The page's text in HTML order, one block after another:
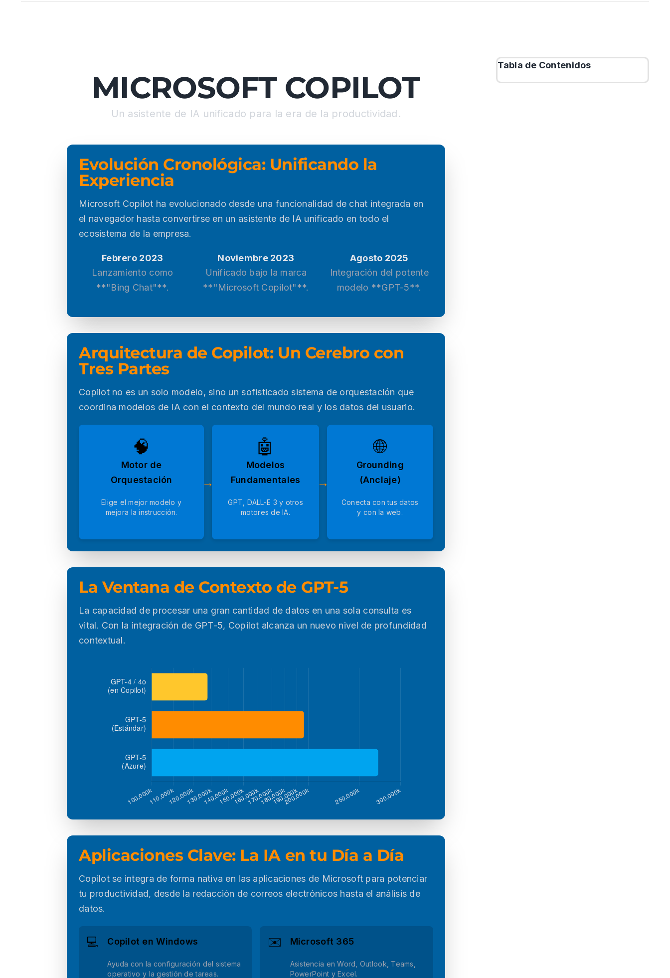
MICROSOFT COPILOT
Un asistente de IA unificado para la era de la productividad.
Evolución Cronológica: Unificando la
Experiencia
Microsoft Copilot ha evolucionado desde una funcionalidad de chat integrada en
el navegador hasta convertirse en un asistente de IA unificado en todo el
ecosistema de la empresa.
Febrero 2023
Lanzamiento como
**"Bing Chat"**.
Noviembre 2023
Unificado bajo la marca
**"Microsoft Copilot"**.
Agosto 2025
Integración del potente
modelo **GPT-5**.
Arquitectura de Copilot: Un Cerebro con
Tres Partes
Copilot no es un solo modelo, sino un sofisticado sistema de orquestación que
coordina modelos de IA con el contexto del mundo real y los datos del usuario.
🧠
Motor de
Orquestación
Elige el mejor modelo y
mejora la instrucción.
→
🤖
Modelos
Fundamentales
GPT, DALL-E 3 y otros
motores de IA.
→
🌐
Grounding
(Anclaje)
Conecta con tus datos
y con la web.
La Ventana de Contexto de GPT-5
La capacidad de procesar una gran cantidad de datos en una sola consulta es
vital. Con la integración de GPT-5, Copilot alcanza un nuevo nivel de profundidad
contextual.
Aplicaciones Clave: La IA en tu Día a Día
Copilot se integra de forma nativa en las aplicaciones de Microsoft para potenciar
tu productividad, desde la redacción de correos electrónicos hasta el análisis de
datos.
💻 Copilot en Windows
Ayuda con la configuración del sistema
operativo y la gestión de tareas.
✉️ Microsoft 365
Asistencia en Word, Outlook, Teams,
PowerPoint y Excel.
Tabla de Contenidos